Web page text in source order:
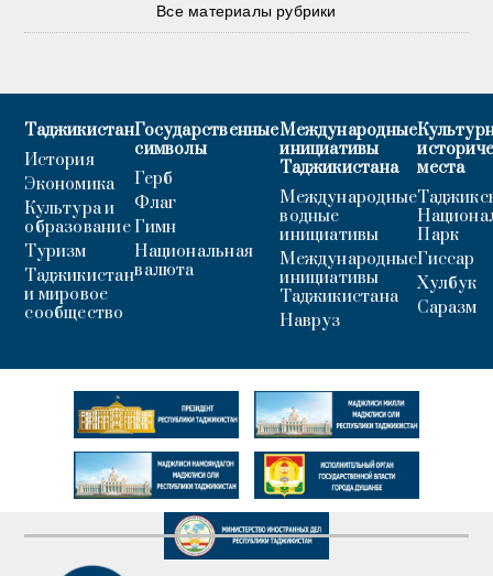
Все материалы рубрики
Таджикистан
История
Экономика
Культура и
образование
Туризм
Таджикистан
и мировое
сообщество
Государственные
символы
Герб
Флаг
Гимн
Национальная
валюта
Международные
инициативы
Таджикистана
Международные
водные
инициативы
Международные
инициативы
Таджикистана
Навруз
места
Парк
Гиссар
Хулбук
Саразм